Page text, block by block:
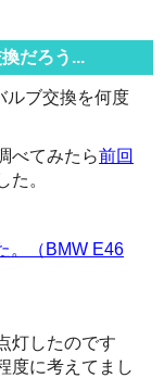
換だろう...
ルブ交換を何度
べてみたら前回
た。
。（BMW E46
灯したのです
度に考えてまし